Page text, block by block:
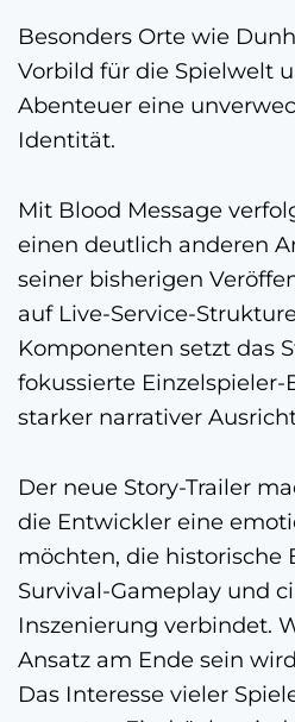
Besonders Orte wie
Vorbild für die Spielwelt
Abenteuer eine
Identität.
Mit Blood Message
einen deutlich anderen
seiner bisherigen
auf Live-Service-
Komponenten setzt das
fokussierte
starker narrativer
Der neue Story-Trailer
die Entwickler eine
möchten, die historische
Survival-Gameplay und
Inszenierung verbindet.
Ansatz am Ende sein
Das Interesse vieler